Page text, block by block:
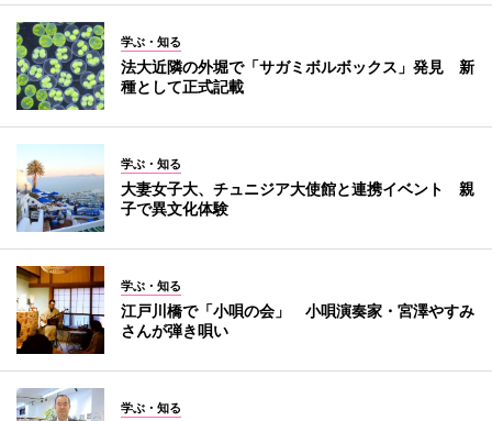
学ぶ・知る
法大近隣の外堀で「サガミボルボックス」発見 新
種として正式記載
学ぶ・知る
大妻女子大、チュニジア大使館と連携イベント 親
子で異文化体験
学ぶ・知る
江戸川橋で「小唄の会」 小唄演奏家・宮澤やすみ
さんが弾き唄い
学ぶ・知る